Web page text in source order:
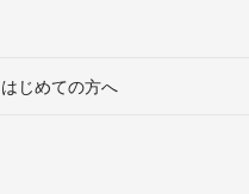
はじめての方へ